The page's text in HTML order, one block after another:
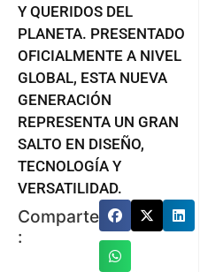
Y QUERIDOS DEL
PLANETA. PRESENTADO
OFICIALMENTE A NIVEL
GLOBAL, ESTA NUEVA
GENERACIÓN
REPRESENTA UN GRAN
SALTO EN DISEÑO,
TECNOLOGÍA Y
VERSATILIDAD.
Comparte
: